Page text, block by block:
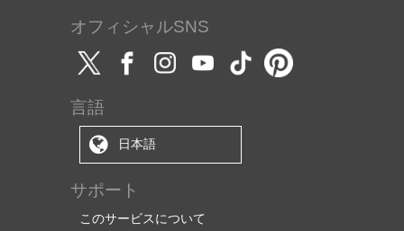
オフィシャルSNS
言語
日本語
サポート
このサービスについて